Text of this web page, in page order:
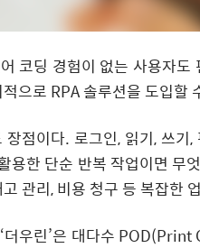
코딩 경험이 없는 사용자
으로 RPA 솔루션을 도입할
점이다. 로그인, 읽기, 쓰
한 단순 반복 작업이면 무
관리, 비용 청구 등 복잡한
우린’은 대다수